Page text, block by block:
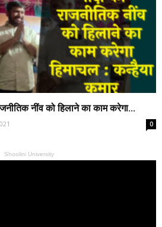
नींव को हिलाने का काम करेगा...
0
Shoolini University